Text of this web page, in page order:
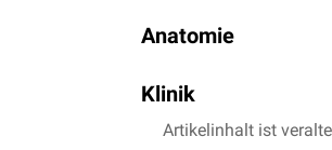
Durchbruch erfolgt viel
mit dem weiteren
Anatomie
ist nicht immer gleich,
Wurzelkanäleist nicht
Klinik
Artikelinhalt ist